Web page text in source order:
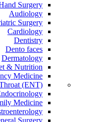
Surgery
Audiology
Surgery
Cardiology
Dentistry
Dento faces
Dermatology
& Nutrition
Medicine
(ENT)
Medicine
Surgery